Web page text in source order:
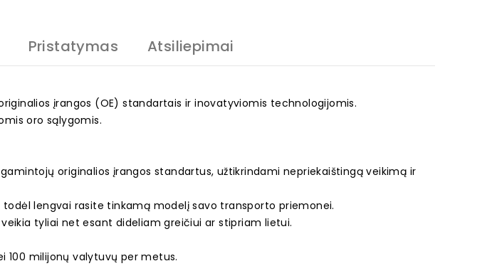
Pristatymas Atsiliepimai
įrangos (OE) standartais ir inovatyviomis technologijomis.
oro sąlygomis.
originalios įrangos standartus, užtikrindami nepriekaištingą veikimą ir
lengvai rasite tinkamą modelį savo transporto priemonei.
tyliai net esant dideliam greičiui ar stipriam lietui.
100 milijonų valytuvų per metus.